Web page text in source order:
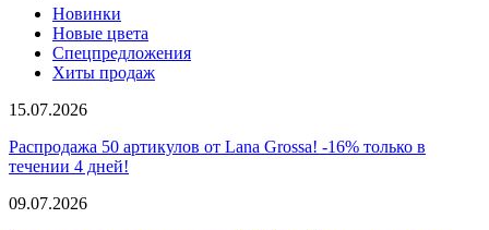
Новинки
Новые цвета
Спецпредложения
Хиты продаж
15.07.2026
Распродажа 50 артикулов от Lana Grossa! -16% только в
течении 4 дней!
09.07.2026